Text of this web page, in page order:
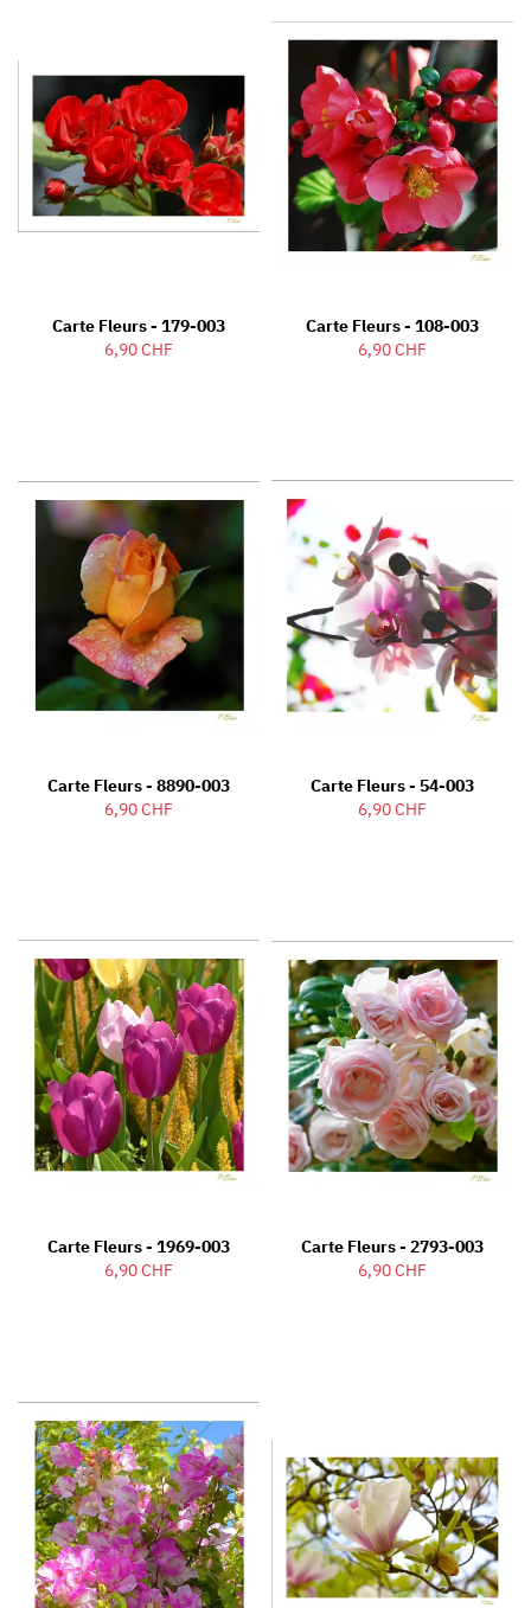
Carte Fleurs - 179-003
6,90 CHF
Carte Fleurs - 108-003
6,90 CHF
Carte Fleurs - 8890-003
6,90 CHF
Carte Fleurs - 54-003
6,90 CHF
Carte Fleurs - 1969-003
6,90 CHF
Carte Fleurs - 2793-003
6,90 CHF